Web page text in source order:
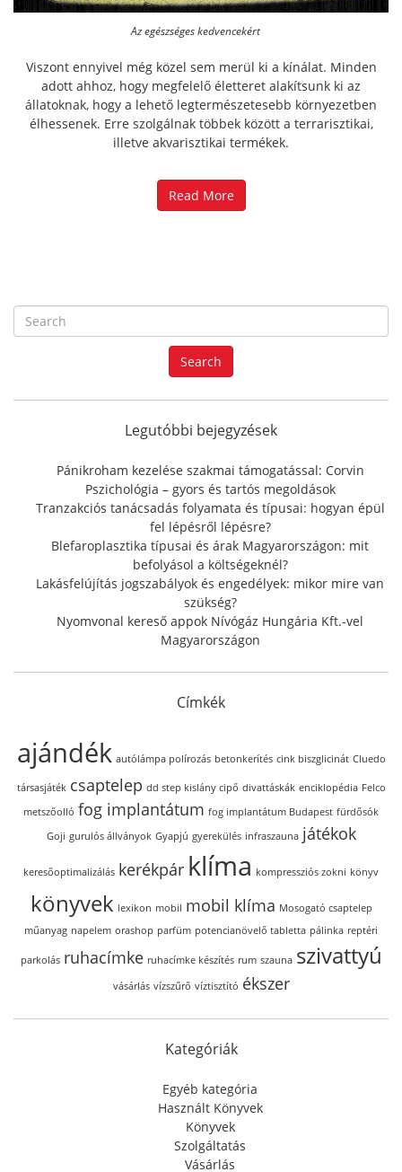
Az egészséges kedvencekért
Viszont ennyivel még közel sem merül ki a kínálat. Minden
adott ahhoz, hogy megfelelő életteret alakítsunk ki az
állatoknak, hogy a lehető legtermészetesebb környezetben
élhessenek. Erre szolgálnak többek között a terrarisztikai,
illetve akvarisztikai termékek.
Read More
e
a
r
f
r
:
Search
Legutóbbi bejegyzések
Pánikroham kezelése szakmai támogatással: Corvin
Pszichológia – gyors és tartós megoldások
Tranzakciós tanácsadás folyamata és típusai: hogyan épül
fel lépésről lépésre?
Blefaroplasztika típusai és árak Magyarországon: mit
befolyásol a költségeknél?
Lakásfelújítás jogszabályok és engedélyek: mikor mire van
szükség?
Nyomvonal kereső appok Nívógáz Hungária Kft.-vel
Magyarországon
Címkék
ajándék autólámpa polírozás betonkerítés cink biszglicinát Cluedo
társasjáték csaptelep dd step kislány cipő divattáskák enciklopédia Felco
metszőolló fog implantátum fog implantátum Budapest fürdősók
Goji gurulós állványok Gyapjú gyerekülés infraszauna játékok
keresőoptimalizálás kerékpár klíma kompressziós zokni könyv
könyvek lexikon mobil mobil klíma Mosogató csaptelep
műanyag napelem orashop parfüm potencianövelő tabletta pálinka reptéri
parkolás ruhacímke ruhacímke készítés rum szauna szivattyú
vásárlás vízszűrő víztisztító ékszer
Kategóriák
Egyéb kategória
Használt Könyvek
Könyvek
Szolgáltatás
Vásárlás